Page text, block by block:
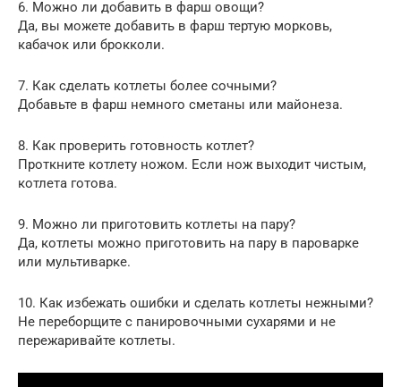
6. Можно ли добавить в фарш овощи?
Да, вы можете добавить в фарш тертую морковь,
кабачок или брокколи.
7. Как сделать котлеты более сочными?
Добавьте в фарш немного сметаны или майонеза.
8. Как проверить готовность котлет?
Проткните котлету ножом. Если нож выходит чистым,
котлета готова.
9. Можно ли приготовить котлеты на пару?
Да, котлеты можно приготовить на пару в пароварке
или мультиварке.
10. Как избежать ошибки и сделать котлеты нежными?
Не переборщите с панировочными сухарями и не
пережаривайте котлеты.